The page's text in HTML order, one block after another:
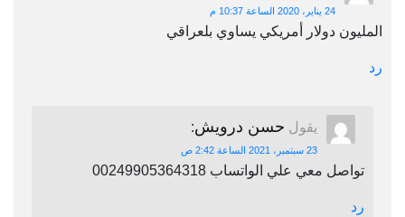
24 يناير، 2020 الساعة 10:37 م
المليون دولار أمريكي يساوي بلعراقي
رد
يقول حسن درويش:
23 سبتمبر، 2021 الساعة 2:42 ص
تواصل معي علي الواتساب 00249905364318
رد